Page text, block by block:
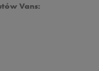
Vans: